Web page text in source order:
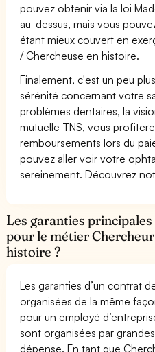
pouvez obtenir via la loi
au-dessus, mais vous
étant mieux couvert en
/ Chercheuse en histoire.
Finalement, c'est un peu
sérénité concernant votre
problèmes dentaires, la
mutuelle TNS, vous
remboursements lors du
pouvez aller voir votre
sereinement. Découvrez
Les garanties
pour le métier
histoire ?
Les garanties d’un contrat
organisées de la même
pour un employé
sont organisées par
dépense. En tant que